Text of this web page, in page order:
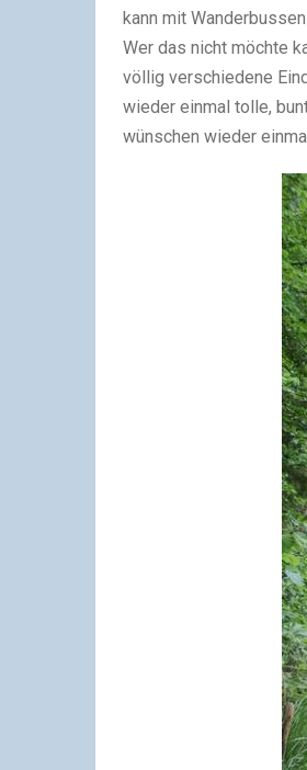
kann mit
Wer das nicht möchte
völlig verschiedene
wieder einmal tolle,
wünschen wieder